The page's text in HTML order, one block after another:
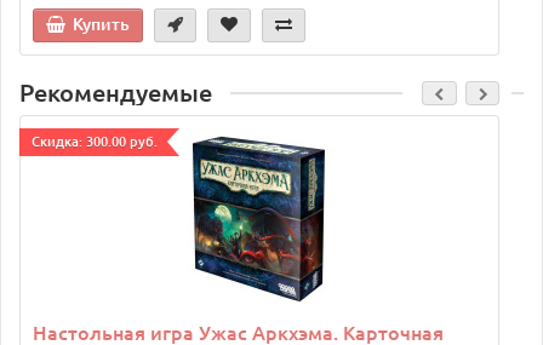
Купить
Рекомендуемые
Cкидка: 300.00 руб.
Настольная игра Ужас Аркхэма. Карточная